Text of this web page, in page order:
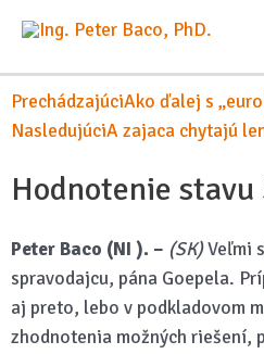
PrechádzajúciAko ďalej s
NasledujúciA zajaca chytajú
Hodnotenie stavu
Peter Baco (NI ). – (SK)Veľmi
spravodajcu, pána Goepela.
aj preto, lebo v podkladovom
zhodnotenia možných riešení,